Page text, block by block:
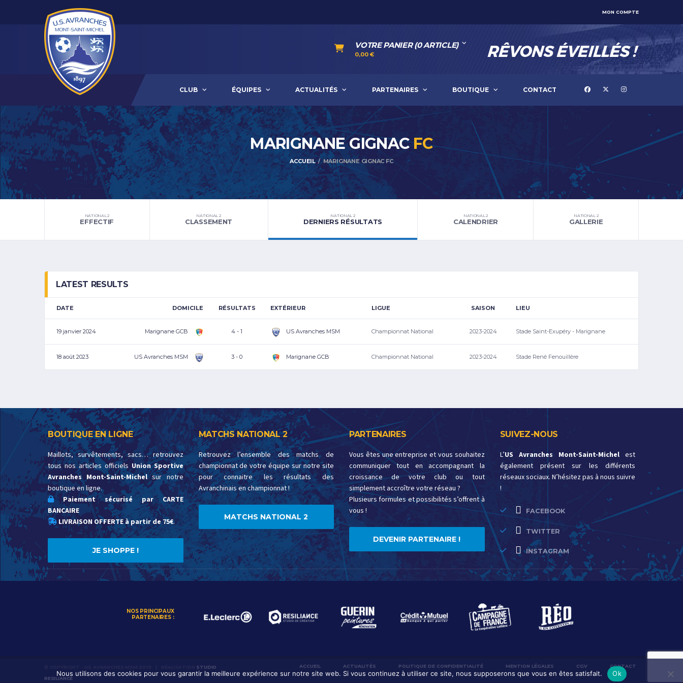
MON COMPTE
VOTRE PANIER (0 ARTICLE)
0,00€
CLUB ÉQUIPES ACTUALITÉS PARTENAIRES BOUTIQUE CONTACT
MARIGNANE GIGNACFC
ACCUEIL MARIGNANE GIGNAC FC
NATIONAL 2
EFFECTIF
NATIONAL 2
CLASSEMENT
NATIONAL 2
DERNIERS RÉSULTATS
NATIONAL 2
CALENDRIER
NATIONAL 2
GALLERIE
LATEST RESULTS
DATE DOMICILE RÉSULTATS EXTÉRIEUR LIGUE SAISON LIEU
19 janvier 2024 Marignane GCB 4 - 1 US Avranches MSM Championnat National 2023-2024 Stade Saint-Exupéry - Marignane
18 août 2023 US Avranches MSM 3 - 0 Marignane GCB Championnat National 2023-2024 Stade René Fenouillère
BOUTIQUE EN LIGNE
Maillots, survêtements, sacs… retrouvez
tous nos articles officiels Union Sportive
Avranches Mont-Saint-Michelsur notre
boutique en ligne.
Paiement sécurisé par CARTE
BANCAIRE
LIVRAISON OFFERTE à partir de 75€.
JE SHOPPE !
MATCHS NATIONAL 2
Retrouvez l’ensemble des matchs de
championnat de votre équipe sur notre site
pour connaitre les résultats des
Avranchinais en championnat !
MATCHS NATIONAL 2
PARTENAIRES
Vous êtes une entreprise et vous souhaitez
communiquer tout en accompagnant la
croissance de votre club ou tout
simplement accroître votre réseau ?
Plusieurs formules et possibilités s’offrent à
vous !
DEVENIR PARTENAIRE !
SUIVEZ-NOUS
L’US Avranches Mont-Saint-Michelest
également présent sur les différents
réseaux sociaux. N’hésitez pas à nous suivre
!
FACEBOOK
TWITTER
INSTAGRAM
NOS PRINCIPAUX
PARTENAIRES :
STUDIO
RESILIANCE
ACCUEIL ACTUALITÉS POLITIQUE DE CONFIDENTIALITÉ MENTION LÉGALES CGV CONTACT
Nous utilisons des cookies pour vous garantir la meilleure expérience sur notre site web. Si vous continuez à utiliser ce site, nous supposerons que vous en êtes satisfait. Ok